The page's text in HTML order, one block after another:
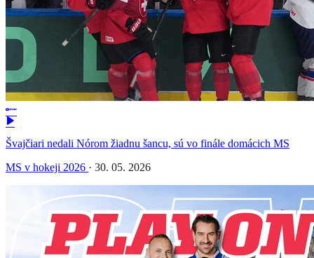
Švajčiari nedali Nórom žiadnu šancu, sú vo finále domácich MS
MS v hokeji 2026 · 30. 05. 2026